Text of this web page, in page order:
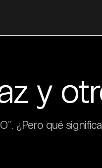
y
¿Pero qué